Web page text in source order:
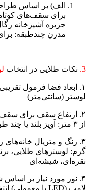
الف) بر اساس
جزیره آشپزخانه
مدرن چندطبقه:
3. نکات طلایی در انتخاب
لوستر (سانتی‌متر)
از ۳ متر: آویز بلند یا چند طبقه
۳. رنگ و متریال خانه‌های روشن:
گرم: لوسترهای طلایی،
نقره‌ای، شیشه‌ای
۴. نور مورد نیاز بر اساس شدت نور